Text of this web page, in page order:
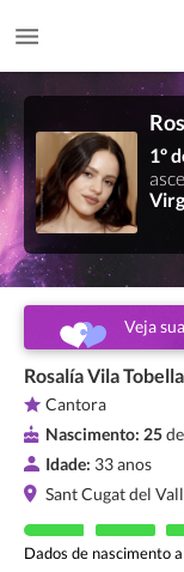
1º
Veja sua
Rosalía Vila Tobella
Cantora
Nascimento: 25de
Idade: 33 anos
Sant Cugat del
Dados de nascimento